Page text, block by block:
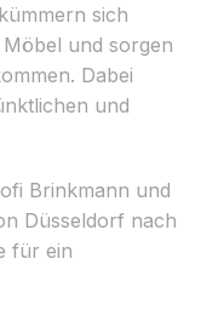
sich
und sorgen
Dabei
und
Brinkmann und
Düsseldorf nach
für ein